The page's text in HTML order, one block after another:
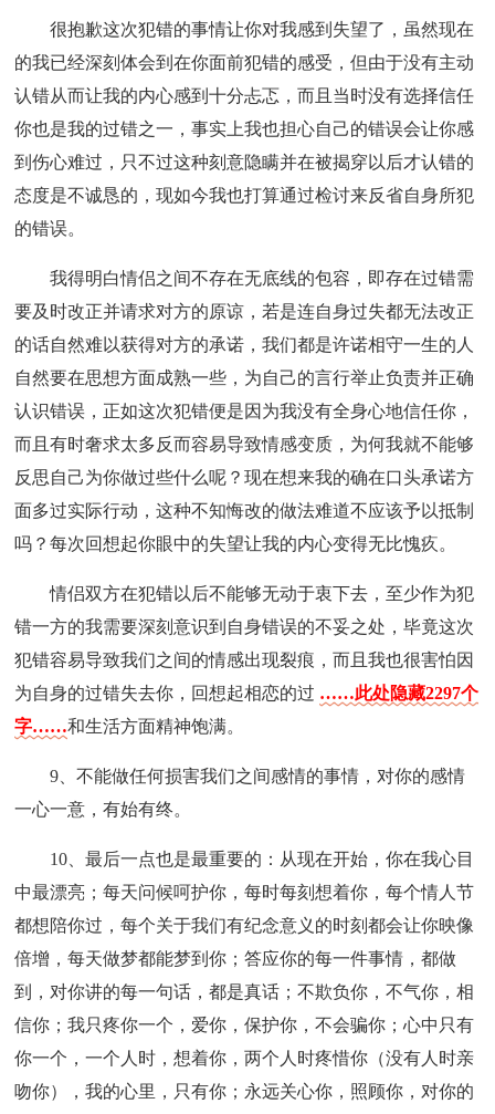
很抱歉这次犯错的事情让你对我感到失望了，虽然现在
的我已经深刻体会到在你面前犯错的感受，但由于没有主动
认错从而让我的内心感到十分忐忑，而且当时没有选择信任
你也是我的过错之一，事实上我也担心自己的错误会让你感
到伤心难过，只不过这种刻意隐瞒并在被揭穿以后才认错的
态度是不诚恳的，现如今我也打算通过检讨来反省自身所犯
的错误。
我得明白情侣之间不存在无底线的包容，即存在过错需
要及时改正并请求对方的原谅，若是连自身过失都无法改正
的话自然难以获得对方的承诺，我们都是许诺相守一生的人
自然要在思想方面成熟一些，为自己的言行举止负责并正确
认识错误，正如这次犯错便是因为我没有全身心地信任你，
而且有时奢求太多反而容易导致情感变质，为何我就不能够
反思自己为你做过些什么呢？现在想来我的确在口头承诺方
面多过实际行动，这种不知悔改的做法难道不应该予以抵制
吗？每次回想起你眼中的失望让我的内心变得无比愧疚。
情侣双方在犯错以后不能够无动于衷下去，至少作为犯
错一方的我需要深刻意识到自身错误的不妥之处，毕竟这次
犯错容易导致我们之间的情感出现裂痕，而且我也很害怕因
为自身的过错失去你，回想起相恋的过 ……此处隐藏2297个
字……和生活方面精神饱满。
9、不能做任何损害我们之间感情的事情，对你的感情
一心一意，有始有终。
10、最后一点也是最重要的：从现在开始，你在我心目
中最漂亮；每天问候呵护你，每时每刻想着你，每个情人节
都想陪你过，每个关于我们有纪念意义的时刻都会让你映像
倍增，每天做梦都能梦到你；答应你的每一件事情，都做
到，对你讲的每一句话，都是真话；不欺负你，不气你，相
信你；我只疼你一个，爱你，保护你，不会骗你；心中只有
你一个，一个人时，想着你，两个人时疼惜你（没有人时亲
吻你），我的心里，只有你；永远关心你，照顾你，对你的